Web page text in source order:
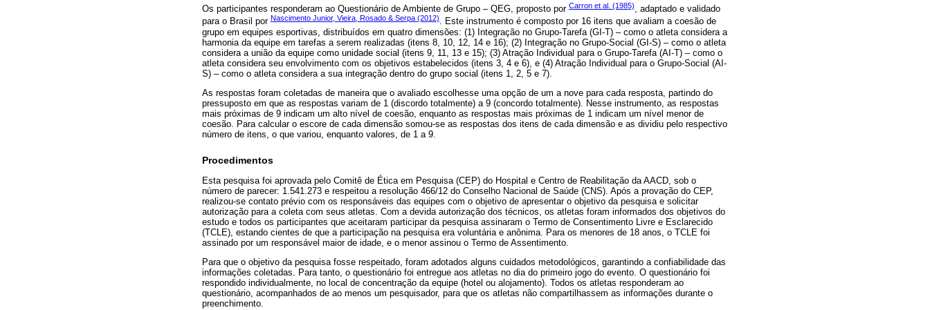
Os participantes responderam ao Questionário de Ambiente de Grupo – QEG, proposto por Carron et al. (1985), adaptado e validado
para o Brasil por Nascimento Junior, Vieira, Rosado & Serpa (2012). Este instrumento é composto por 16 itens que avaliam a coesão de
grupo em equipes esportivas, distribuídos em quatro dimensões: (1) Integração no Grupo-Tarefa (GI-T) – como o atleta considera a
harmonia da equipe em tarefas a serem realizadas (itens 8, 10, 12, 14 e 16); (2) Integração no Grupo-Social (GI-S) – como o atleta
considera a união da equipe como unidade social (itens 9, 11, 13 e 15); (3) Atração Individual para o Grupo-Tarefa (AI-T) – como o
atleta considera seu envolvimento com os objetivos estabelecidos (itens 3, 4 e 6), e (4) Atração Individual para o Grupo-Social (AI-
S) – como o atleta considera a sua integração dentro do grupo social (itens 1, 2, 5 e 7).
As respostas foram coletadas de maneira que o avaliado escolhesse uma opção de um a nove para cada resposta, partindo do
pressuposto em que as respostas variam de 1 (discordo totalmente) a 9 (concordo totalmente). Nesse instrumento, as respostas
mais próximas de 9 indicam um alto nível de coesão, enquanto as respostas mais próximas de 1 indicam um nível menor de
coesão. Para calcular o escore de cada dimensão somou-se as respostas dos itens de cada dimensão e as dividiu pelo respectivo
número de itens, o que variou, enquanto valores, de 1 a 9.
Procedimentos
Esta pesquisa foi aprovada pelo Comitê de Ética em Pesquisa (CEP) do Hospital e Centro de Reabilitação da AACD, sob o
número de parecer: 1.541.273 e respeitou a resolução 466/12 do Conselho Nacional de Saúde (CNS). Após a provação do CEP,
realizou-se contato prévio com os responsáveis das equipes com o objetivo de apresentar o objetivo da pesquisa e solicitar
autorização para a coleta com seus atletas. Com a devida autorização dos técnicos, os atletas foram informados dos objetivos do
estudo e todos os participantes que aceitaram participar da pesquisa assinaram o Termo de Consentimento Livre e Esclarecido
(TCLE), estando cientes de que a participação na pesquisa era voluntária e anônima. Para os menores de 18 anos, o TCLE foi
assinado por um responsável maior de idade, e o menor assinou o Termo de Assentimento.
Para que o objetivo da pesquisa fosse respeitado, foram adotados alguns cuidados metodológicos, garantindo a confiabilidade das
informações coletadas. Para tanto, o questionário foi entregue aos atletas no dia do primeiro jogo do evento. O questionário foi
respondido individualmente, no local de concentração da equipe (hotel ou alojamento). Todos os atletas responderam ao
questionário, acompanhados de ao menos um pesquisador, para que os atletas não compartilhassem as informações durante o
preenchimento.